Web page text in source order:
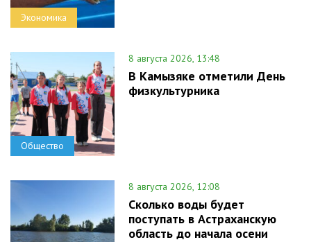
Экономика
Общество
8 августа 2026, 13:48
В Камызяке отметили День
физкультурника
8 августа 2026, 12:08
Сколько воды будет
поступать в Астраханскую
область до начала осени